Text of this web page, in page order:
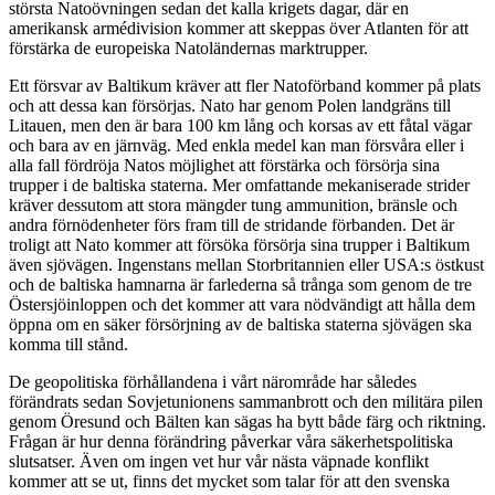
största Natoövningen sedan det kalla krigets dagar, där en
amerikansk armédivision kommer att skeppas över Atlanten för att
förstärka de europeiska Natoländernas marktrupper.
Ett försvar av Baltikum kräver att fler Natoförband kommer på plats
och att dessa kan försörjas. Nato har genom Polen landgräns till
Litauen, men den är bara 100 km lång och korsas av ett fåtal vägar
och bara av en järnväg. Med enkla medel kan man försvåra eller i
alla fall fördröja Natos möjlighet att förstärka och försörja sina
trupper i de baltiska staterna. Mer omfattande mekaniserade strider
kräver dessutom att stora mängder tung ammunition, bränsle och
andra förnödenheter förs fram till de stridande förbanden. Det är
troligt att Nato kommer att försöka försörja sina trupper i Baltikum
även sjövägen. Ingenstans mellan Storbritannien eller USA:s östkust
och de baltiska hamnarna är farlederna så trånga som genom de tre
Östersjöinloppen och det kommer att vara nödvändigt att hålla dem
öppna om en säker försörjning av de baltiska staterna sjövägen ska
komma till stånd.
De geopolitiska förhållandena i vårt närområde har således
förändrats sedan Sovjetunionens sammanbrott och den militära pilen
genom Öresund och Bälten kan sägas ha bytt både färg och riktning.
Frågan är hur denna förändring påverkar våra säkerhetspolitiska
slutsatser. Även om ingen vet hur vår nästa väpnade konflikt
kommer att se ut, finns det mycket som talar för att den svenska